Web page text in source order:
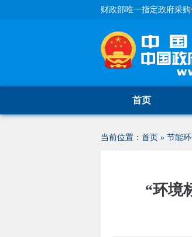
财政部唯一指定政府采
首页
当前位置： 首页 » 节能
“环境